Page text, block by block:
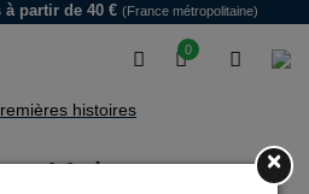
0
à partir de 40 € (France métropolitaine)
histoires
Maison arc-en-×